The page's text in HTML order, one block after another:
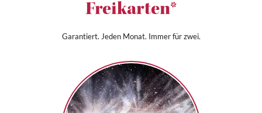
Freikarten*
Garantiert. Jeden Monat. Immer für zwei.